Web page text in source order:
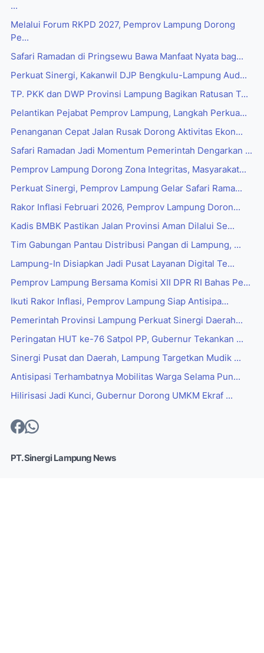
...
Melalui Forum RKPD 2027, Pemprov Lampung Dorong
Pe...
Safari Ramadan di Pringsewu Bawa Manfaat Nyata bag...
Perkuat Sinergi, Kakanwil DJP Bengkulu-Lampung Aud...
TP. PKK dan DWP Provinsi Lampung Bagikan Ratusan T...
Pelantikan Pejabat Pemprov Lampung, Langkah Perkua...
Penanganan Cepat Jalan Rusak Dorong Aktivitas Ekon...
Safari Ramadan Jadi Momentum Pemerintah Dengarkan ...
Pemprov Lampung Dorong Zona Integritas, Masyarakat...
Perkuat Sinergi, Pemprov Lampung Gelar Safari Rama...
Rakor Inflasi Februari 2026, Pemprov Lampung Doron...
Kadis BMBK Pastikan Jalan Provinsi Aman Dilalui Se...
Tim Gabungan Pantau Distribusi Pangan di Lampung, ...
Lampung-In Disiapkan Jadi Pusat Layanan Digital Te...
Pemprov Lampung Bersama Komisi XII DPR RI Bahas Pe...
Ikuti Rakor Inflasi, Pemprov Lampung Siap Antisipa...
Pemerintah Provinsi Lampung Perkuat Sinergi Daerah...
Peringatan HUT ke-76 Satpol PP, Gubernur Tekankan ...
Sinergi Pusat dan Daerah, Lampung Targetkan Mudik ...
Antisipasi Terhambatnya Mobilitas Warga Selama Pun...
Hilirisasi Jadi Kunci, Gubernur Dorong UMKM Ekraf ...
PT. Sinergi Lampung News